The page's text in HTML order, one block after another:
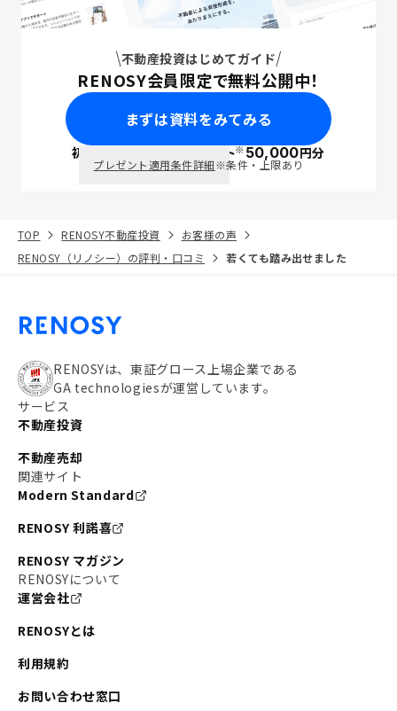
不動産投資はじめてガイド
RENOSY会員限定で無料公開中！
まずは資料をみてみる
初回面談で ポイント※50,000円分
プレゼント適用条件詳細※条件・上限あり
TOP RENOSY不動産投資
お客様の声
RENOSY（リノシー）の評判・口コミ
若くても踏み出せました
RENOSYは、東証グロース上場企業である
GA technologiesが運営しています。
サービス
不動産投資
不動産売却
関連サイト
Modern Standard
RENOSY 利諾喜
RENOSY マガジン
RENOSYについて
運営会社
RENOSYとは
利用規約
お問い合わせ窓口